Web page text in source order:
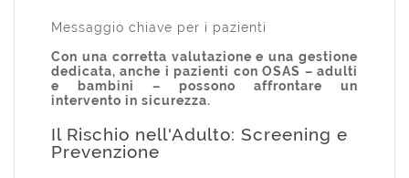
Messaggio chiave per i pazienti
Con una corretta valutazione e una gestione
dedicata, anche i pazienti con OSAS – adulti
e bambini – possono affrontare un
intervento in sicurezza.
Il Rischio nell'Adulto: Screening e
Prevenzione